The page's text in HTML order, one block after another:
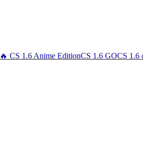
🔥 CS 1.6 Anime EditionCS 1.6 GOCS 1.6